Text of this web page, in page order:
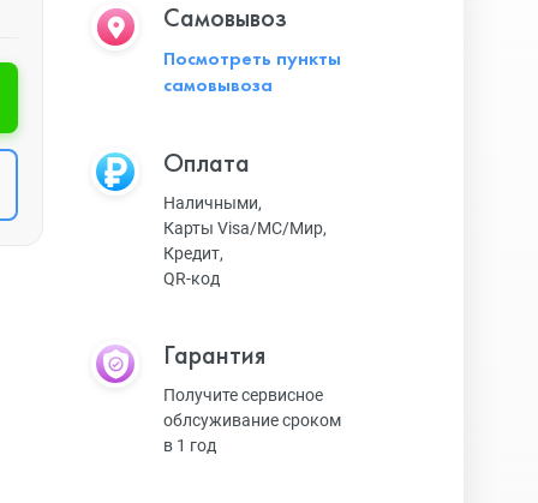
Самовывоз
Посмотреть пункты
самовывоза
Оплата
Наличными,
Карты Visa/MC/Мир,
Кредит,
QR-код
Гарантия
Получите сервисное
облсуживание сроком
в 1 год